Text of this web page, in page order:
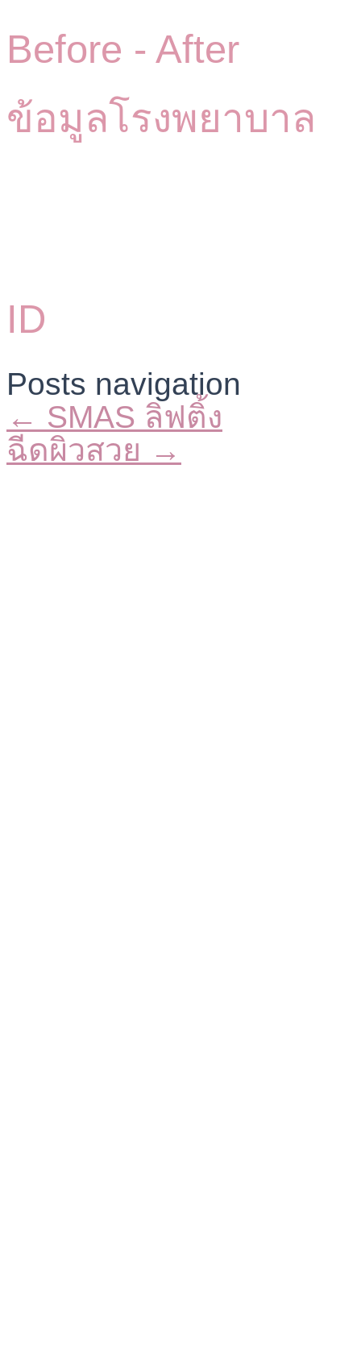
Before - After
ข้อมูลโรงพยาบาล
ID
Posts navigation
← SMAS ลิฟติ้ง
ฉีดผิวสวย →